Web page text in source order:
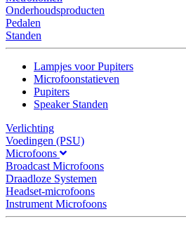
Onderhoudsproducten
Pedalen
Standen
Lampjes voor Pupiters
Microfoonstatieven
Pupiters
Speaker Standen
Verlichting
Voedingen (PSU)
Microfoons
Broadcast Microfoons
Draadloze Systemen
Headset-microfoons
Instrument Microfoons